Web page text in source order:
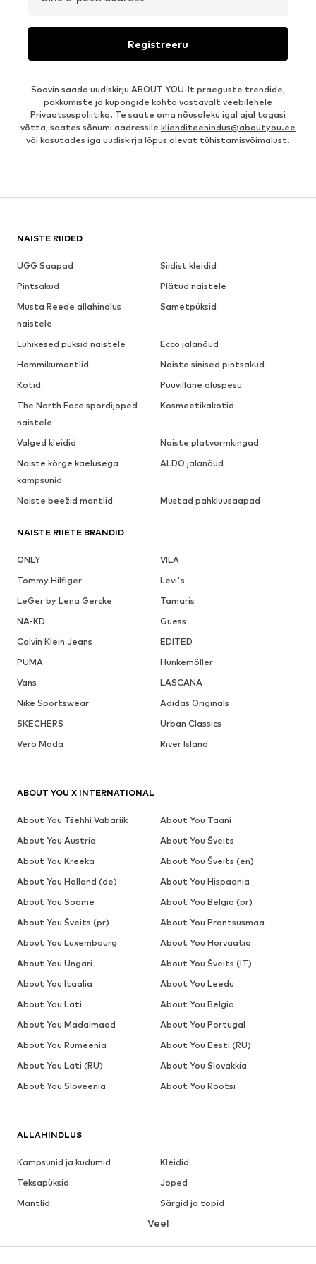
Registreeru
Soovin saada uudiskirju ABOUT YOU-lt praeguste trendide,
pakkumiste ja kupongide kohta vastavalt veebilehele
Privaatsuspoliitika. Te saate oma nõusoleku igal ajal tagasi
võtta, saates sõnumi aadressile klienditeenindus@aboutyou.ee
või kasutades iga uudiskirja lõpus olevat tühistamisvõimalust.
NAISTE RIIDED
UGG Saapad
Siidist kleidid
Pintsakud
Plätud naistele
Musta Reede allahindlus
naistele
Sametpüksid
Lühikesed püksid naistele
Ecco jalanõud
Hommikumantlid
Naiste sinised pintsakud
Kotid
Puuvillane aluspesu
The North Face spordijoped
naistele
Kosmeetikakotid
Valged kleidid
Naiste platvormkingad
Naiste kõrge kaelusega
kampsunid
ALDO jalanõud
Naiste beežid mantlid Mustad pahkluusaapad
NAISTE RIIETE BRÄNDID
ONLY
VILA
Tommy Hilfiger
Levi's
LeGer by Lena Gercke
Tamaris
NA-KD
Guess
Calvin Klein Jeans
EDITED
PUMA
Hunkemöller
Vans
LASCANA
Nike Sportswear
Adidas Originals
SKECHERS
Urban Classics
Vero Moda
River Island
ALLAHINDLUS
Kampsunid ja kudumid
Kleidid
Teksapüksid
Joped
Mantlid
Särgid ja topid
Pesu
Seelikud
Pluusid ja tuunikad
Veel
ABOUT YOU X INTERNATIONAL
About You Tšehhi Vabariik
About You Taani
About You Austria
About You Šveits
About You Kreeka
About You Šveits (en)
About You Holland (de)
About You Hispaania
About You Soome
About You Belgia (pr)
About You Šveits (pr)
About You Prantsusmaa
About You Luxembourg
About You Horvaatia
About You Ungari
About You Šveits (IT)
About You Itaalia
About You Leedu
About You Läti
About You Belgia
About You Madalmaad
About You Portugal
About You Rumeenia
About You Eesti (RU)
About You Läti (RU)
About You Slovakkia
About You Sloveenia
About You Rootsi